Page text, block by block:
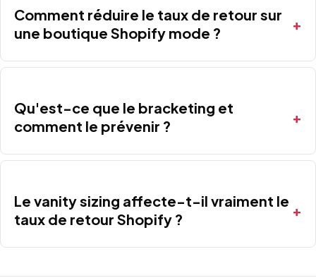
Comment réduire le taux de retour sur
une boutique Shopify mode ?
Qu'est-ce que le bracketing et
comment le prévenir ?
Le vanity sizing affecte-t-il vraiment le
taux de retour Shopify ?